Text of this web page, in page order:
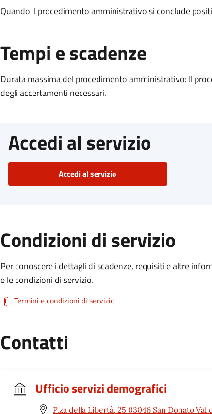
Quando il procedimento amministrativo si conclude
Tempi e scadenze
Durata massima del procedimento amministrativo: Il
degli accertamenti necessari.
Accedi al servizio
Accedi al servizio
Condizioni di servizio
Per conoscere i dettagli di scadenze, requisiti e altre
e le condizioni di servizio.
Termini e condizioni di servizio
Contatti
Ufficio servizi demografici
P.za della Libertà, 25 03046 San Donato Val